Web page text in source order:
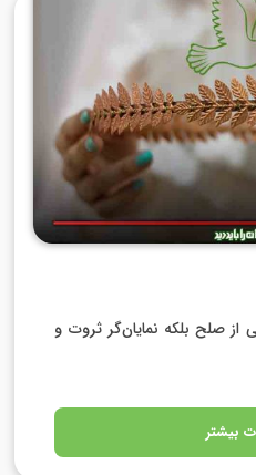
بلکه نمایان‌گر ثروت و